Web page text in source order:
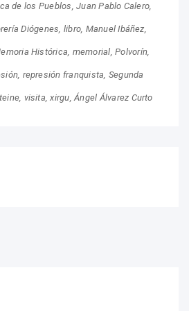
de los Pueblos Juan Pablo Calero
Diógenes libro Manuel Ibáñez
Histórica memorial Polvorín
represión franquista Segunda
visita xirgu Ángel Álvarez Curto